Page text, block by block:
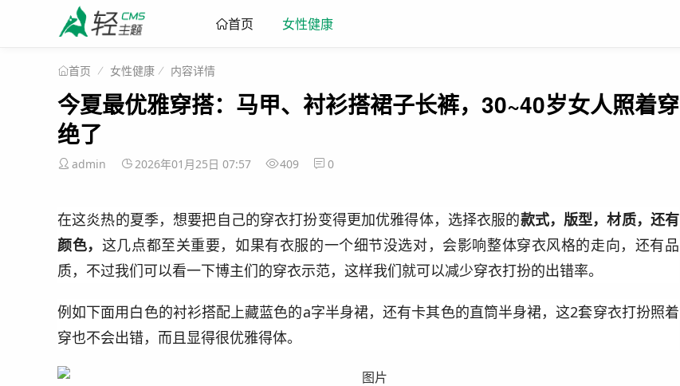
首页 女性健康
首页 女性健康 内容详情
今夏最优雅穿搭：马甲、衬衫搭裙子长裤，30~40岁女人照着穿
绝了
admin 2026年01月25日 07:57 409 0
在这炎热的夏季，想要把自己的穿衣打扮变得更加优雅得体，选择衣服的款式，版型，材质，还有
颜色， 这几点都至关重要，如果有衣服的一个细节没选对，会影响整体穿衣风格的走向，还有品
质，不过我们可以看一下博主们的穿衣示范，这样我们就可以减少穿衣打扮的出错率。
例如下面用白色的衬衫搭配上藏蓝色的a字半身裙，还有卡其色的直筒半身裙，这2套穿衣打扮照着
穿也不会出错，而且显得很优雅得体。